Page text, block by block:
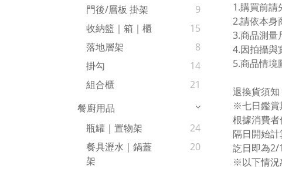
門後/層板 掛架
9
收納籃｜箱｜櫃
15
落地層架
8
掛勾
14
組合櫃
21
餐廚用品
瓶罐｜置物架
24
餐具瀝水｜鍋蓋
架
20
1.購買前請
2.請依本身
3.商品測量
4.因拍攝與
5.商品情境
退換貨須知
※七日鑑賞
根據消費
隔日開始
訖日即為2/
※以下情況